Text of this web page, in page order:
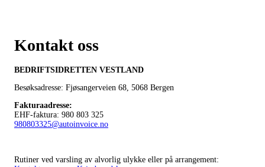
Kontakt oss
BEDRIFTSIDRETTEN VESTLAND
Besøksadresse: Fjøsangerveien 68, 5068 Bergen
Fakturaadresse:
EHF-faktura: 980 803 325
980803325@autoinvoice.no
Rutiner ved varsling av alvorlig ulykke eller på arrangement: